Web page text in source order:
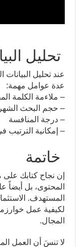
تحليل
عند تحليل البيانات
عدة عوامل مهمة:
– ملاءمة الكلمة
– حجم البحث
– درجة المنافسة
– إمكانية الترتيب
خاتمة
المحتوى، بل
المستهدف.
لكيفية عمل
المجال.
لا تنسَ أن العمل